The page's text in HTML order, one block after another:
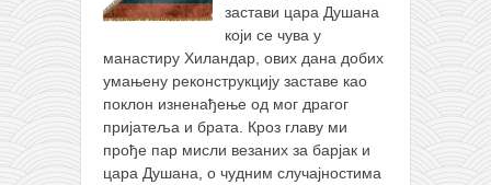
застави цара Душана
који се чува у
манастиру Хиландар, ових дана добих
умањену реконструкцију заставе као
поклон изненађење од мог драгог
пријатеља и брата. Кроз главу ми
прође пар мисли везаних за барјак и
цара Душана, о чудним случајностима